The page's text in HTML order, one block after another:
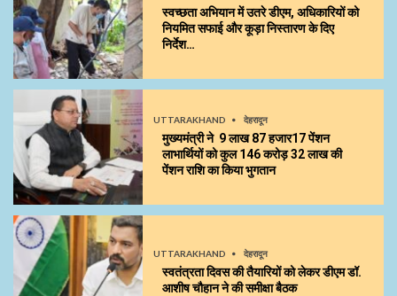
स्वच्छता अभियान में उतरे डीएम, अधिकारियों को
नियमित सफाई और कूड़ा निस्तारण के दिए
निर्देश…
UTTARAKHAND देहरादून
मुख्यमंत्री ने 9 लाख 87 हजार17 पेंशन
लाभार्थियों को कुल ₹146 करोड़ 32 लाख की
पेंशन राशि का किया भुगतान
UTTARAKHAND देहरादून
स्वतंत्रता दिवस की तैयारियों को लेकर डीएम डॉ.
आशीष चौहान ने की समीक्षा बैठक